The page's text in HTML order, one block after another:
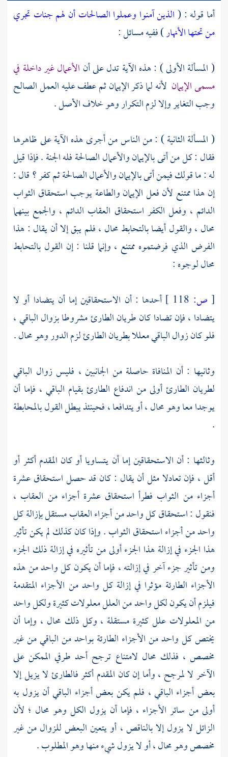
أما قوله : (الذين آمنوا وعملوا الصالحات أن لهم جنات تجري
من تحتها الأنهار) ففيه مسائل :
( المسألة الأولى ) : هذه الآية تدل على أن الأعمال غير داخلة في
مسمى الإيمان لأنه لما ذكر الإيمان ثم عطف عليه العمل الصالح
وجب التغاير وإلا لزم التكرار وهو خلاف الأصل .
( المسألة الثانية ) : من الناس من أجرى هذه الآية على ظاهرها
فقال : كل من أتى بالإيمان والأعمال الصالحة فله الجنة . فإذا قيل
له : ما قولك فيمن أتى بالإيمان والأعمال الصالحة ثم كفر ؟ قال :
إن هذا ممتنع لأن فعل الإيمان والطاعة يوجب استحقاق الثواب
الدائم ، وفعل الكفر استحقاق العقاب الدائم ، والجمع بينهما
محال ، والقول أيضا بالتحابط محال ، فلم يبق إلا أن يقال : هذا
الفرض الذي فرضتموه ممتنع ، وإنما قلنا : إن القول بالتحابط
محال لوجوه :
[ ص:
أحدها : أن الاستحقاقين إما أن يتضادا أو لا
يتضادا ، فإن تضادا كان طريان الطارئ مشروطا بزوال الباقي ،
فلو كان زوال الباقي معللا بطريان الطارئ لزم الدور وهو محال .
وثانيها : أن المنافاة حاصلة من الجانبين ، فليس زوال الباقي
لطريان الطارئ أولى من اندفاع الطارئ بقيام الباقي ، فإما أن
يوجدا معا وهو محال ، أو يتدافعا ، فحينئذ يبطل القول بالمحابطة
.
وثالثها : أن الاستحقاقين إما أن يتساويا أو كان المقدم أكثر أو
أقل ، فإن تعادلا مثل أن يقال : كان قد حصل استحقاق عشرة
أجزاء من الثواب فطرأ استحقاق عشرة أجزاء من العقاب ،
فنقول : استحقاق كل واحد من أجزاء العقاب مستقل بإزالة كل
واحد من أجزاء استحقاق الثواب . وإذا كان كذلك لم يكن تأثير
هذا الجزء في إزالة هذا الجزء أولى من تأثيره في إزالة ذلك الجزء
ومن تأثير جزء آخر في إزالته ، فإما أن يكون كل واحد من هذه
الأجزاء الطارئة مؤثرا في إزالة كل واحد من الأجزاء المتقدمة
فيلزم أن يكون لكل واحد من العلل معلولات كثيرة ولكل واحد
من المعلولات علل كثيرة مستقلة ، وكل ذلك محال ، وإما أن
يختص كل واحد من الأجزاء الطارئة بواحد من الباقي من غير
مخصص ، فذلك محال لامتناع ترجح أحد طرفي الممكن على
الآخر لا لمرجح ، وأما إن كان المقدم أكثر فالطارئ لا يزيل إلا
بعض أجزاء الباقي ، فلم يكن بعض أجزاء الباقي أن يزول به
أولى من سائر الأجزاء ، فإما أن يزول الكل وهو محال ؛ لأن
الزائل لا يزول إلا بالناقص ، أو يتعين البعض للزوال من غير
مخصص وهو محال ، أو لا يزول شيء منها وهو المطلوب .